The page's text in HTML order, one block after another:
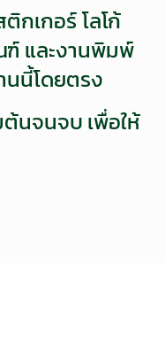
กเกอร์ โลโก้
และงานพิมพ์
นนี้โดยตรง
ต้นจนจบ เพื่อให้